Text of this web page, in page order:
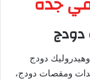
دودج
دودج
ومقصات دودج،